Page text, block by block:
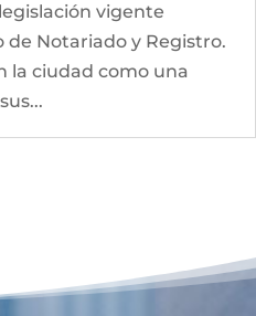
vigente
Notariado y Registro.
la ciudad como una